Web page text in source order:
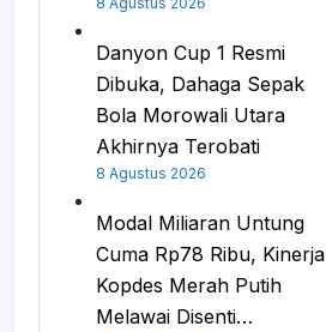
Danyon Cup 1 Resmi
Dibuka, Dahaga Sepak
Bola Morowali Utara
Akhirnya Terobati
8 Agustus 2026
Modal Miliaran Untung
Cuma Rp78 Ribu, Kinerja
Kopdes Merah Putih
Melawai Disenti…